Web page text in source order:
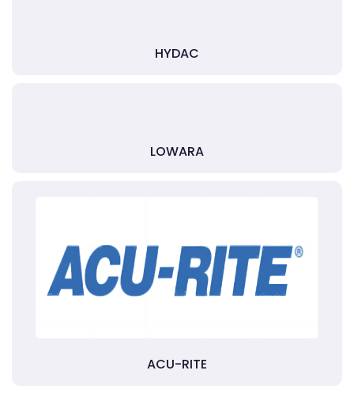
HYDAC
LOWARA
ACU-RITE